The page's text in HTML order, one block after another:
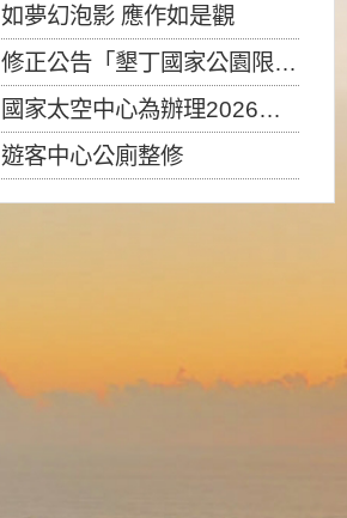
如夢幻泡影 應作如是觀
修正公告「墾丁國家公園限制水域遊憩活動之種類、範圍、時間及行為」，自即日生效。
國家太空中心為辦理2026台灣盃火箭競賽，陸、海、空域警戒及協調相關事宜，因颱風備案事宜
遊客中心公廁整修